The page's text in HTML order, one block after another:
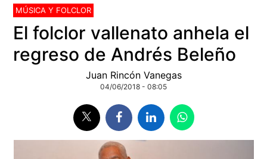
MÚSICA Y FOLCLOR
El folclor vallenato anhela el
regreso de Andrés Beleño
Juan Rincón Vanegas
04/06/2018 - 08:05